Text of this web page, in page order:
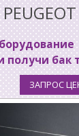
получи бак
ЗАПРОС